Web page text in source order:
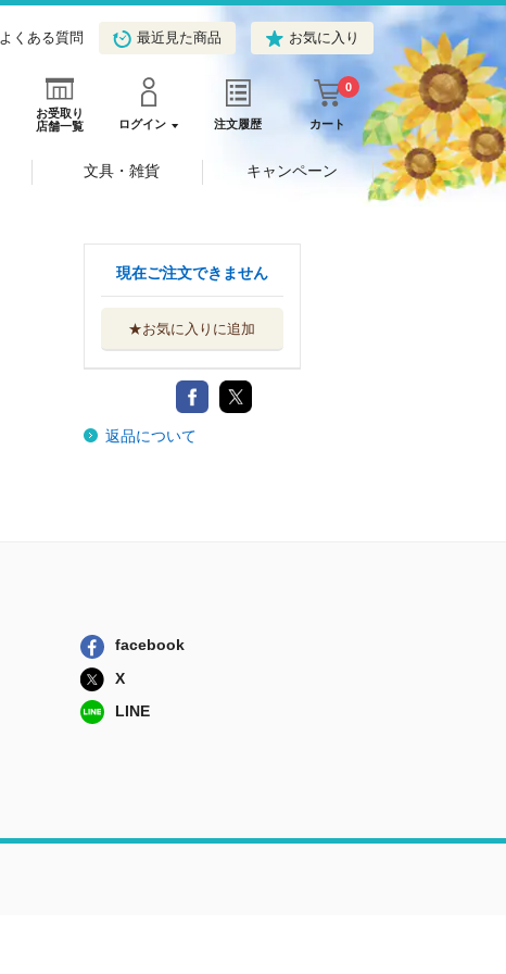
よくある質問 最近見た商品 お気に入り
お受取り
店舗一覧
ログイン 注文履歴 カート
0
文具・雑貨 キャンペーン
現在ご注文できません
★お気に入りに追加
返品について
facebook
X
LINE